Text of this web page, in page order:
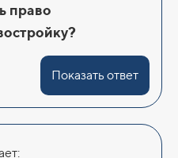
право
Показать ответ